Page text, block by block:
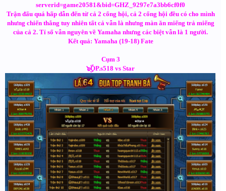
serverid=game20581&bid=GHZ_9297e7a3bb6cf0f0
Trận đấu quá hấp dẫn đến từ cả 2 cổng hội, cả 2 cổng hội đều có cho mình
nhưng chiến thắng tuy nhiên tất cả vẫn là nhưng màn ăn miếng trả miếng
của cả 2. Tỉ số vẫn nguyên về Yamaha nhưng các biệt vẫn là 1 người.
Kết quả: Yamaha (19-18) Fate
Cụm 3
๖ۣۜOP.s518 vs Star